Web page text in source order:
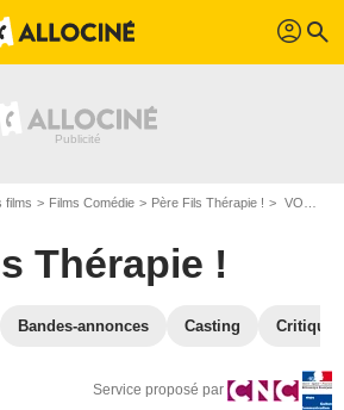
profil search
films Films Comédie Père Fils Thérapie ! VOD Père Fils Thérapie !
Thérapie !
Bandes-annonces Casting
Service proposé par